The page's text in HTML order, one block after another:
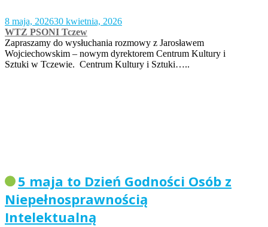
8 maja, 202630 kwietnia, 2026
WTZ PSONI Tczew
Zapraszamy do wysłuchania rozmowy z Jarosławem
Wojciechowskim – nowym dyrektorem Centrum Kultury i
Sztuki w Tczewie. Centrum Kultury i Sztuki…..
5 maja to Dzień Godności Osób z
Niepełnosprawnością
Intelektualną